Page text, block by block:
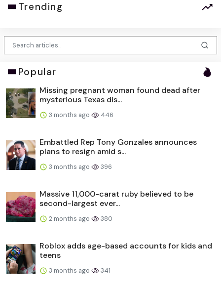
Trending
Popular
Missing pregnant woman found dead after
mysterious Texas dis...
3 months ago 446
Embattled Rep Tony Gonzales announces
plans to resign amid s...
3 months ago 396
Massive 11,000-carat ruby believed to be
second-largest ever...
2 months ago 380
Roblox adds age-based accounts for kids and
teens
3 months ago 341